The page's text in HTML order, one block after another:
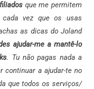
que me permitem
cada vez que os usas
as dicas do Joland
ajudar-me a mantê-lo
. Tu não pagas nada a
continuar a ajudar-te no
que todos os serviços/